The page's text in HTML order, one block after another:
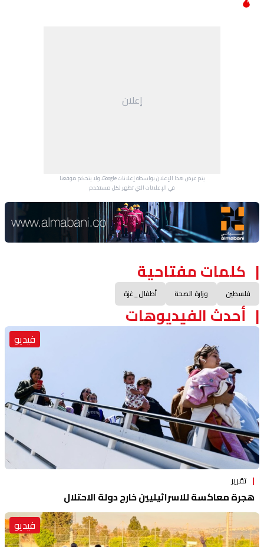
إعلان
يتم عرض هذا الإعلان بواسطة إعلانات Google، ولا يتحكم موقعنا
في الإعلانات التي تظهر لكل مستخدم.
Advertisement Section
كلمات مفتاحية
فلسطين وزارة الصحة أطفال_غزة
أحدث الفيديوهات
فيديو
تقرير
هجرة معاكسة للاسرائيليين خارج دولة الاحتلال
فيديو